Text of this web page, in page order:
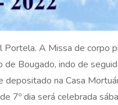
Portela. A Missa de
Bougado, indo de
na Casa
7º dia será celebrada